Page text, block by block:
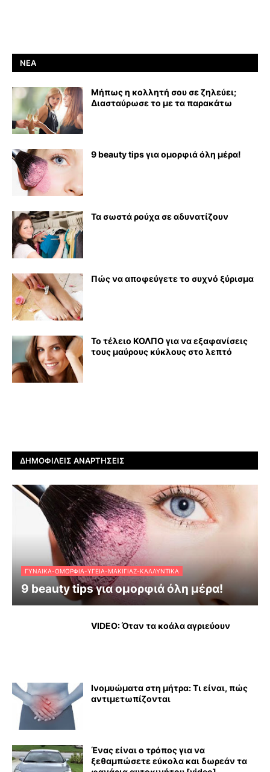
ΝΈΑ
Μήπως η κολλητή σου σε ζηλεύει;
Διασταύρωσε το με τα παρακάτω
9 beauty tips για ομορφιά όλη μέρα!
Τα σωστά ρούχα σε αδυνατίζουν
Πώς να αποφεύγετε το συχνό ξύρισμα
Το τέλειο ΚΟΛΠΟ για να εξαφανίσεις
τους μαύρους κύκλους στο λεπτό
ΔΗΜΟΦΙΛΕΊΣ ΑΝΑΡΤΉΣΕΙΣ
ΓΥΝΑΊΚΑ-ΟΜΟΡΦΙΆ-ΥΓΕΊΑ-ΜΑΚΙΓΙΆΖ-ΚΑΛΛΥΝΤΙΚΆ
9 beauty tips για ομορφιά όλη μέρα!
VIDEO: Όταν τα κοάλα αγριεύουν
Ινομυώματα στη μήτρα: Τι είναι, πώς
αντιμετωπίζονται
Ένας είναι ο τρόπος για να
ξεθαμπώσετε εύκολα και δωρεάν τα